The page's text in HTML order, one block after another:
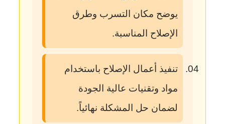
يوضح مكان التسرب وطرق
الإصلاح المناسبة.
تنفيذ أعمال الإصلاح باستخدام
مواد وتقنيات عالية الجودة
لضمان حل المشكلة نهائياً.